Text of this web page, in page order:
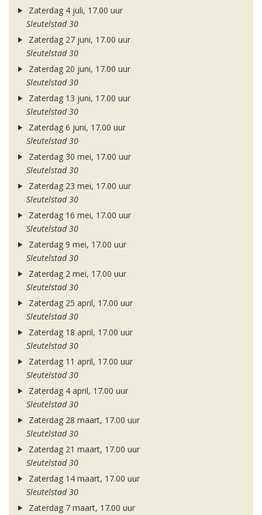
Zaterdag 4 juli, 17.00 uur
Sleutelstad 30
Zaterdag 27 juni, 17.00 uur
Sleutelstad 30
Zaterdag 20 juni, 17.00 uur
Sleutelstad 30
Zaterdag 13 juni, 17.00 uur
Sleutelstad 30
Zaterdag 6 juni, 17.00 uur
Sleutelstad 30
Zaterdag 30 mei, 17.00 uur
Sleutelstad 30
Zaterdag 23 mei, 17.00 uur
Sleutelstad 30
Zaterdag 16 mei, 17.00 uur
Sleutelstad 30
Zaterdag 9 mei, 17.00 uur
Sleutelstad 30
Zaterdag 2 mei, 17.00 uur
Sleutelstad 30
Zaterdag 25 april, 17.00 uur
Sleutelstad 30
Zaterdag 18 april, 17.00 uur
Sleutelstad 30
Zaterdag 11 april, 17.00 uur
Sleutelstad 30
Zaterdag 4 april, 17.00 uur
Sleutelstad 30
Zaterdag 28 maart, 17.00 uur
Sleutelstad 30
Zaterdag 21 maart, 17.00 uur
Sleutelstad 30
Zaterdag 14 maart, 17.00 uur
Sleutelstad 30
Zaterdag 7 maart, 17.00 uur